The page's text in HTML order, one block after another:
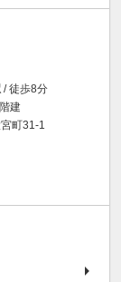
/ 徒歩8分
建
町31-1